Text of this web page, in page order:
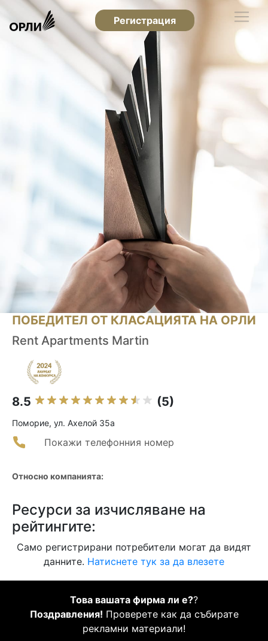
Регистрация
ПОБЕДИТЕЛ ОТ КЛАСАЦИЯТА НА ОРЛИ
Rent Apartments Martin
8.5 (5)
Поморие, ул. Ахелой 35а
Покажи телефонния номер
Относно компанията:
Ресурси за изчисляване на
рейтингите:
Само регистрирани потребители могат да видят
данните. Натиснете тук за да влезете
Това вашата фирма ли е??
Поздравления! Проверете как да събирате
рекламни материали!